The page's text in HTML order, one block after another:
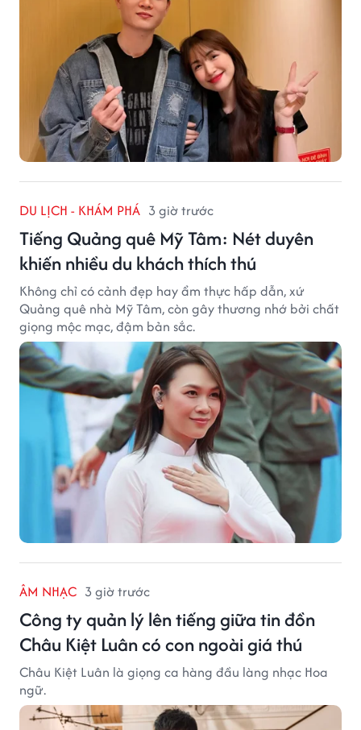
DU LỊCH - KHÁM PHÁ 3 giờ trước
Tiếng Quảng quê Mỹ Tâm: Nét duyên
khiến nhiều du khách thích thú
Không chỉ có cảnh đẹp hay ẩm thực hấp dẫn, xứ
Quảng quê nhà Mỹ Tâm, còn gây thương nhớ bởi chất
giọng mộc mạc, đậm bản sắc.
ÂM NHẠC 3 giờ trước
Công ty quản lý lên tiếng giữa tin đồn
Châu Kiệt Luân có con ngoài giá thú
Châu Kiệt Luân là giọng ca hàng đầu làng nhạc Hoa
ngữ.